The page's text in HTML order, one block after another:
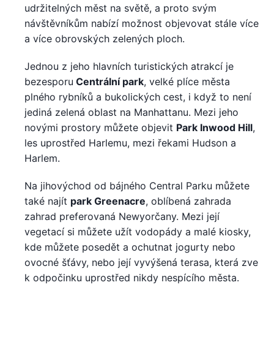
udržitelných měst na světě, a proto svým
návštěvníkům nabízí možnost objevovat stále více
a více obrovských zelených ploch.
Jednou z jeho hlavních turistických atrakcí je
bezesporu Centrální park, velké plíce města
plného rybníků a bukolických cest, i když to není
jediná zelená oblast na Manhattanu. Mezi jeho
novými prostory můžete objevit Park Inwood Hill,
les uprostřed Harlemu, mezi řekami Hudson a
Harlem.
Na jihovýchod od bájného Central Parku můžete
také najít park Greenacre, oblíbená zahrada
zahrad preferovaná Newyorčany. Mezi její
vegetací si můžete užít vodopády a malé kiosky,
kde můžete posedět a ochutnat jogurty nebo
ovocné šťávy, nebo její vyvýšená terasa, která zve
k odpočinku uprostřed nikdy nespícího města.